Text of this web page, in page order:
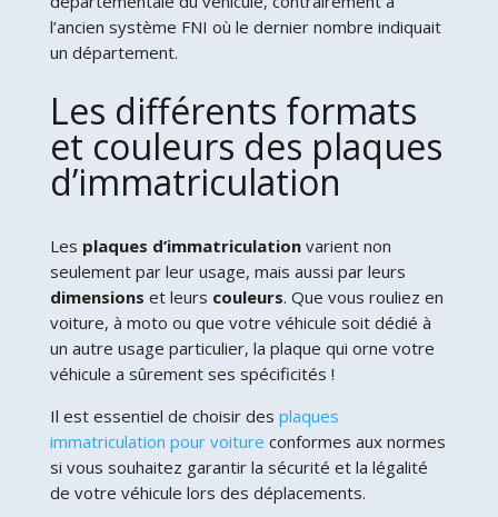
l’ancien système FNI où le dernier nombre indiquait
un département.
Les différents formats
et couleurs des plaques
d’immatriculation
Les plaques d’immatriculationvarient non
seulement par leur usage, mais aussi par leurs
dimensions et leurs couleurs. Que vous rouliez en
voiture, à moto ou que votre véhicule soit dédié à
un autre usage particulier, la plaque qui orne votre
véhicule a sûrement ses spécificités !
Il est essentiel de choisir des plaques
immatriculation pour voiture conformes aux normes
si vous souhaitez garantir la sécurité et la légalité
de votre véhicule lors des déplacements.